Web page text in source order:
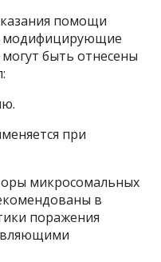
помощи
модифицирующие
быть отнесены
при
микросомальных
в
поражения